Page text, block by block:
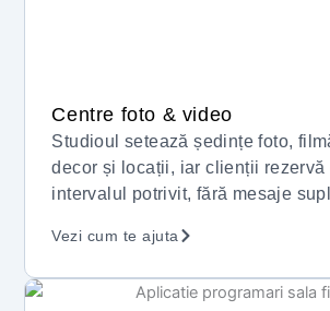
Centre foto & video
Studioul setează ședințe foto,
decor și locații, iar clienții rezervă
intervalul potrivit, fără mesaje
Vezi cum te ajuta